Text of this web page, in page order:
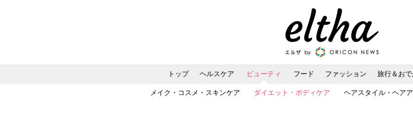
トップ ヘルスケア ビューティ
メイク・コスメ・スキンケア ダイエット・ボディケア ヘアスタイル・ヘア
フード ファッション 旅行＆お